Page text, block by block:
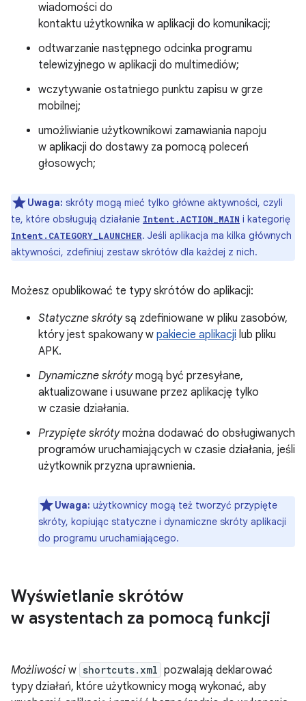
wiadomości do
kontaktu użytkownika w aplikacji do komunikacji;
odtwarzanie następnego odcinka programu
telewizyjnego w aplikacji do multimediów;
wczytywanie ostatniego punktu zapisu w grze
mobilnej;
umożliwianie użytkownikowi zamawiania napoju
w aplikacji do dostawy za pomocą poleceń
głosowych;
Uwaga: skróty mogą mieć tylko główne aktywności, czyli
te, które obsługują działanie Intent.ACTION_MAIN i kategorię
Intent.CATEGORY_LAUNCHER. Jeśli aplikacja ma kilka głównych
aktywności, zdefiniuj zestaw skrótów dla każdej z nich.
Możesz opublikować te typy skrótów do aplikacji:
Statyczne skrótysą zdefiniowane w pliku zasobów,
który jest spakowany w pakiecie aplikacji lub pliku
APK.
Dynamiczne skrótymogą być przesyłane,
aktualizowane i usuwane przez aplikację tylko
w czasie działania.
Przypięte skrótymożna dodawać do obsługiwanych
programów uruchamiających w czasie działania, jeśli
użytkownik przyzna uprawnienia.
Uwaga: użytkownicy mogą też tworzyć przypięte
skróty, kopiując statyczne i dynamiczne skróty aplikacji
do programu uruchamiającego.
Wyświetlanie skrótów
w asystentach za pomocą funkcji
Możliwości w shortcuts.xml pozwalają deklarować
typy działań, które użytkownicy mogą wykonać, aby